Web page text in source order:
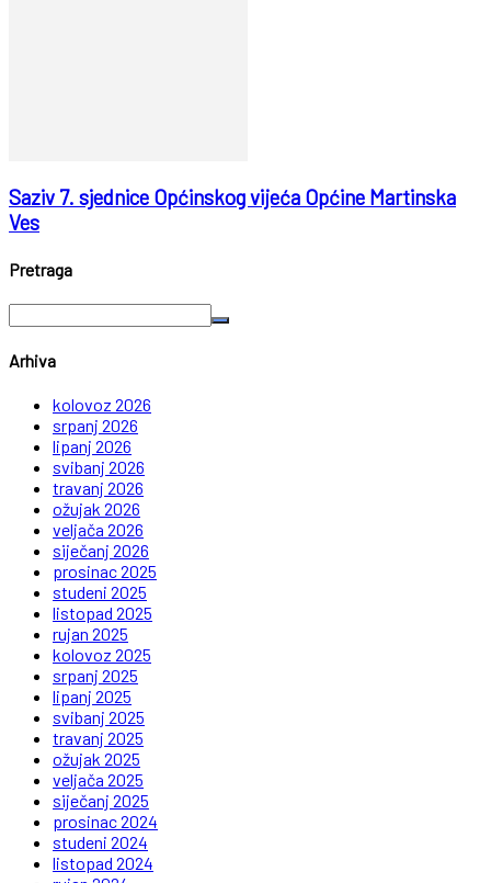
Saziv 7. sjednice Općinskog vijeća Općine Martinska
Ves
Pretraga
Arhiva
kolovoz 2026
srpanj 2026
lipanj 2026
svibanj 2026
travanj 2026
ožujak 2026
veljača 2026
siječanj 2026
prosinac 2025
studeni 2025
listopad 2025
rujan 2025
kolovoz 2025
srpanj 2025
lipanj 2025
svibanj 2025
travanj 2025
ožujak 2025
veljača 2025
siječanj 2025
prosinac 2024
studeni 2024
listopad 2024